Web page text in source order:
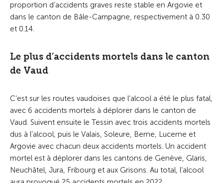
proportion d’accidents graves reste stable en Argovie et
dans le canton de Bâle-Campagne, respectivement à 0.30
et 0.14.
Le plus d’accidents mortels dans le canton
de Vaud
C’est sur les routes vaudoises que l’alcool a été le plus fatal,
avec 6 accidents mortels à déplorer dans le canton de
Vaud. Suivent ensuite le Tessin avec trois accidents mortels
dus à l’alcool, puis le Valais, Soleure, Berne, Lucerne et
Argovie avec chacun deux accidents mortels. Un accident
mortel est à déplorer dans les cantons de Genève, Glaris,
Neuchâtel, Jura, Fribourg et aux Grisons. Au total, l’alcool